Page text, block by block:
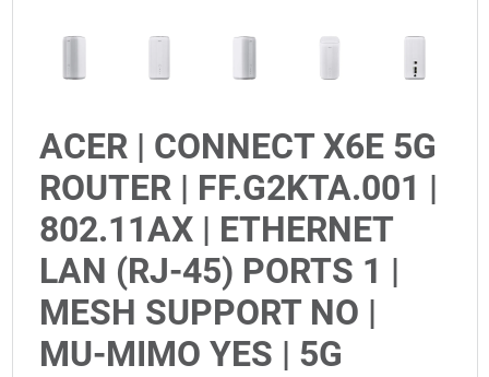
ACER | CONNECT X6E 5G
ROUTER | FF.G2KTA.001 |
802.11AX | ETHERNET
LAN (RJ-45) PORTS 1 |
MESH SUPPORT NO |
MU-MIMO YES | 5G